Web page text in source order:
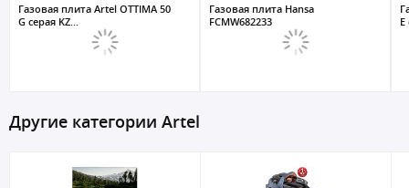
Газовая плита Artel OTTIMA 50
G серая KZ...
Газовая плита Hansa
FCMW682233
Другие категории Artel